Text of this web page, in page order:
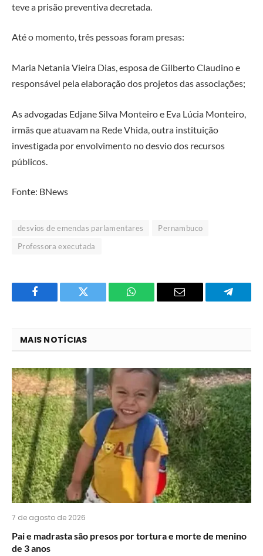
teve a prisão preventiva decretada.
Até o momento, três pessoas foram presas:
Maria Netania Vieira Dias, esposa de Gilberto Claudino e
responsável pela elaboração dos projetos das associações;
As advogadas Edjane Silva Monteiro e Eva Lúcia Monteiro,
irmãs que atuavam na Rede Vhida, outra instituição
investigada por envolvimento no desvio dos recursos
públicos.
Fonte: BNews
desvios de emendas parlamentares
Pernambuco
Professora executada
Facebook Twitter
O
do
WhatsApp?
E-
MAIS NOTÍCIAS
7 de agosto de 2026
Pai e madrasta são presos por tortura e morte de menino
de 3 anos